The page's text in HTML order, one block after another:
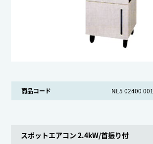
商品コード NL5 02400 001
スポットエアコン 2.4kW/首振り付